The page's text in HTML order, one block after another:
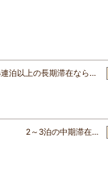
泊以上の長期滞在なら…
3泊の中期滞在…